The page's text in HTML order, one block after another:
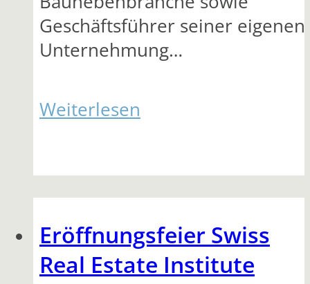
Geschäftsführer seiner eigenen
Unternehmung…
Weiterlesen
Eröffnungsfeier Swiss
Real Estate Institute